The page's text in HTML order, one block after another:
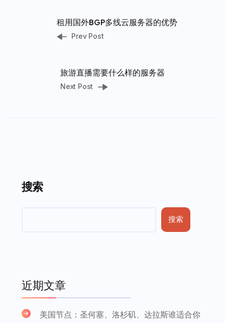
租用国外BGP多线云服务器的优势
Prev Post
旅游直播需要什么样的服务器
Next Post
搜索
搜索
近期文章
美国节点：圣何塞、洛杉矶、达拉斯谁适合你